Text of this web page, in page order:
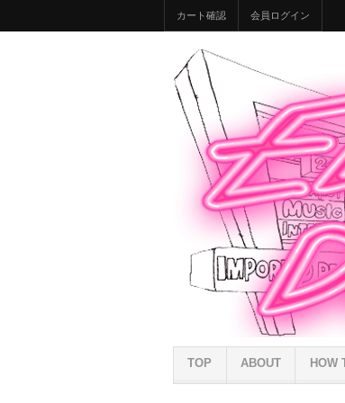
カート確認 会員ログイン
TOP ABOUT HOW